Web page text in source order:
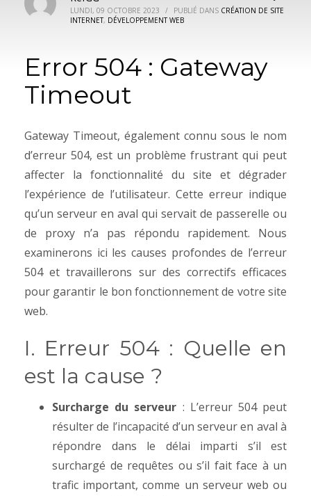
LUNDI, 09 OCTOBRE 2023 / PUBLIÉ DANS CRÉATION DE SITE
INTERNET, DÉVELOPPEMENT WEB
Error 504 : Gateway
Timeout
Gateway Timeout, également connu sous le nom
d’erreur 504, est un problème frustrant qui peut
affecter la fonctionnalité du site et dégrader
l’expérience de l’utilisateur. Cette erreur indique
qu’un serveur en aval qui servait de passerelle ou
de proxy n’a pas répondu rapidement. Nous
examinerons ici les causes profondes de l’erreur
504 et travaillerons sur des correctifs efficaces
pour garantir le bon fonctionnement de votre site
web.
I. Erreur 504 : Quelle en
est la cause ?
Surcharge du serveur : L’erreur 504 peut
résulter de l’incapacité d’un serveur en aval à
répondre dans le délai imparti s’il est
surchargé de requêtes ou s’il fait face à un
trafic important, comme un serveur web ou